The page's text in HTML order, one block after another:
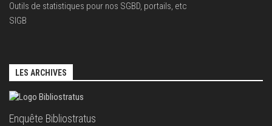
Outils de statistiques pour nos SGBD, portails, etc
SIGB
LES ARCHIVES
Enquête Bibliostratus